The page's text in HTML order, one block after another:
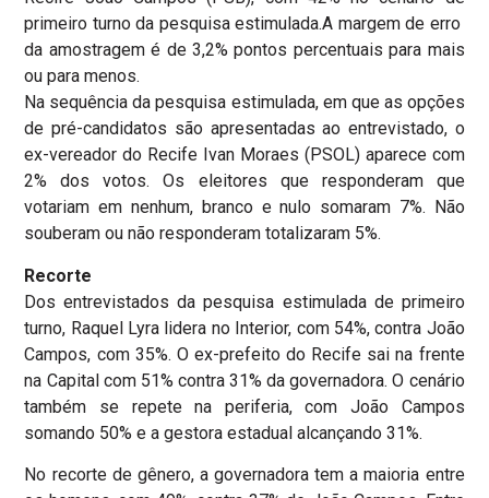
primeiro turno da pesquisa estimulada.A margem de erro
da amostragem é de 3,2% pontos percentuais para mais
ou para menos.
Na sequência da pesquisa estimulada, em que as opções
de pré-candidatos são apresentadas ao entrevistado, o
ex-vereador do Recife Ivan Moraes (PSOL) aparece com
2% dos votos. Os eleitores que responderam que
votariam em nenhum, branco e nulo somaram 7%. Não
souberam ou não responderam totalizaram 5%.
Recorte
Dos entrevistados da pesquisa estimulada de primeiro
turno, Raquel Lyra lidera no Interior, com 54%, contra João
Campos, com 35%. O ex-prefeito do Recife sai na frente
na Capital com 51% contra 31% da governadora. O cenário
também se repete na periferia, com João Campos
somando 50% e a gestora estadual alcançando 31%.
No recorte de gênero, a governadora tem a maioria entre